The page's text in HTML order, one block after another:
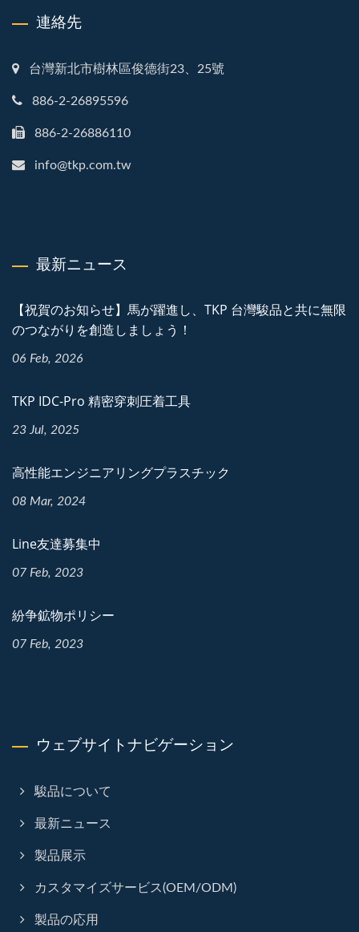
連絡先
台灣新北市樹林區俊德街23、25號
886-2-26895596
886-2-26886110
info@tkp.com.tw
最新ニュース
【祝賀のお知らせ】馬が躍進し、TKP 台灣駿品と共に無限
のつながりを創造しましょう！
06 Feb, 2026
TKP IDC-Pro 精密穿刺圧着工具
23 Jul, 2025
高性能エンジニアリングプラスチック
08 Mar, 2024
Line友達募集中
07 Feb, 2023
紛争鉱物ポリシー
07 Feb, 2023
ウェブサイトナビゲーション
駿品について
最新ニュース
製品展示
カスタマイズサービス(OEM/ODM)
製品の応用